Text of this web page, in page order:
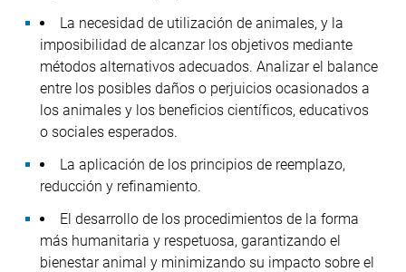
La necesidad de utilización de animales, y la
imposibilidad de alcanzar los objetivos mediante
métodos alternativos adecuados. Analizar el balance
entre los posibles daños o perjuicios ocasionados a
los animales y los beneficios científicos, educativos
o sociales esperados.
La aplicación de los principios de reemplazo,
reducción y refinamiento.
El desarrollo de los procedimientos de la forma
más humanitaria y respetuosa, garantizando el
bienestar animal y minimizando su impacto sobre el